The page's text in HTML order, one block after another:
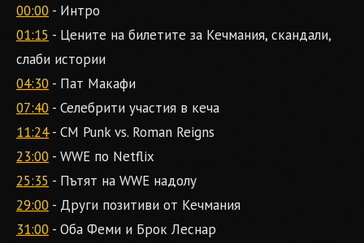
00:00 - Интро
01:15 - Цените на билетите за Кечмания, скандали,
слаби истории
04:30 - Пат Макафи
07:40 - Селебрити участия в кеча
11:24- CM Punk vs. Roman Reigns
23:00 - WWE по Netflix
25:35 - Пътят на WWE надолу
29:00 - Други позитиви от Кечмания
31:00 - Оба Феми и Брок Леснар